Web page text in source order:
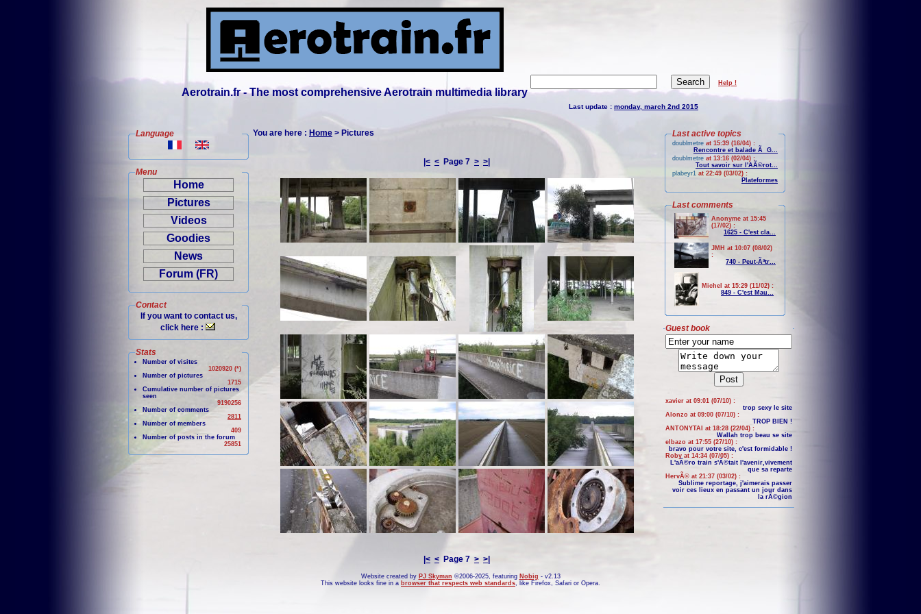
Aerotrain.fr - The most comprehensive Aerotrain multimedia library
Help !
Last update : monday, march 2nd 2015
Language
Menu
Home
Pictures
Videos
Goodies
News
Forum (FR)
Contact
If you want to contact us,
click here :
Stats
Number of visites
1020920 (*)
Number of pictures
1715
Cumulative number of pictures
seen
9190256
Number of comments
2811
Number of members
409
Number of posts in the forum
25851
You are here : Home > Pictures
|< < Page 7 > >|
|< < Page 7 > >|
Last active topics
doublmetre at 15:39 (16/04) :
Rencontre et balade Ã G...
doublmetre at 13:16 (02/04) :
Tout savoir sur l'AÃ©rot...
plabeyr1 at 22:49 (03/02) :
Plateformes
Last comments
Anonyme at 15:45
(17/02) :
1625 - C'est cla...
JMH at 10:07 (08/02)
:
740 - Peut-Ãªtr...
Michel at 15:29 (11/02) :
849 - C'est Mau...
Guest book
xavier at 09:01 (07/10) :
trop sexy le site
Alonzo at 09:00 (07/10) :
TROP BIEN !
ANTONYTAI at 18:28 (22/04) :
Wallah trop beau se site
elbazo at 17:55 (27/10) :
bravo pour votre site, c'est formidable !
Roby at 14:34 (07/05) :
L'aÃ©ro train s'Ã©tait l'avenir,vivement
que sa reparte
HervÃ© at 21:37 (03/02) :
Sublime reportage, j'aimerais passer
voir ces lieux en passant un jour dans
la rÃ©gion
Website created by PJ Skyman ©2006-2025, featuring Nobig - v2.13
This website looks fine in a browser that respects web standards, like Firefox, Safari or Opera.